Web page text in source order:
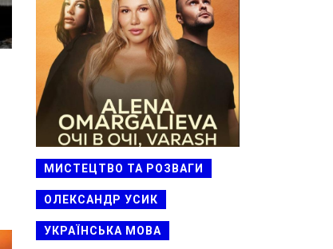
МИСТЕЦТВО ТА РОЗВАГИ
ОЛЕКСАНДР УСИК
УКРАЇНСЬКА МОВА